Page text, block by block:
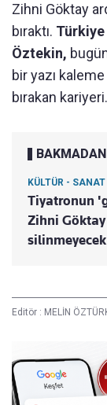
Zihni Göktay
bıraktı.
Öztekin,
bir yazı
bırakan
KÜLTÜR - SANAT
Tiyatronun
Zihni
silinmeyecek
Editör : MELİN